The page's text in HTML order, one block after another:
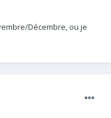
Décembre, ou je